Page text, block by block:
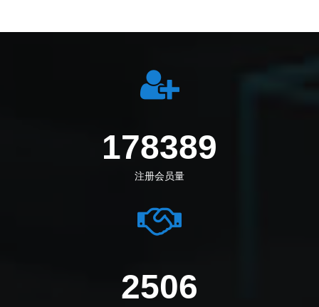
205833
注册会员量
2891